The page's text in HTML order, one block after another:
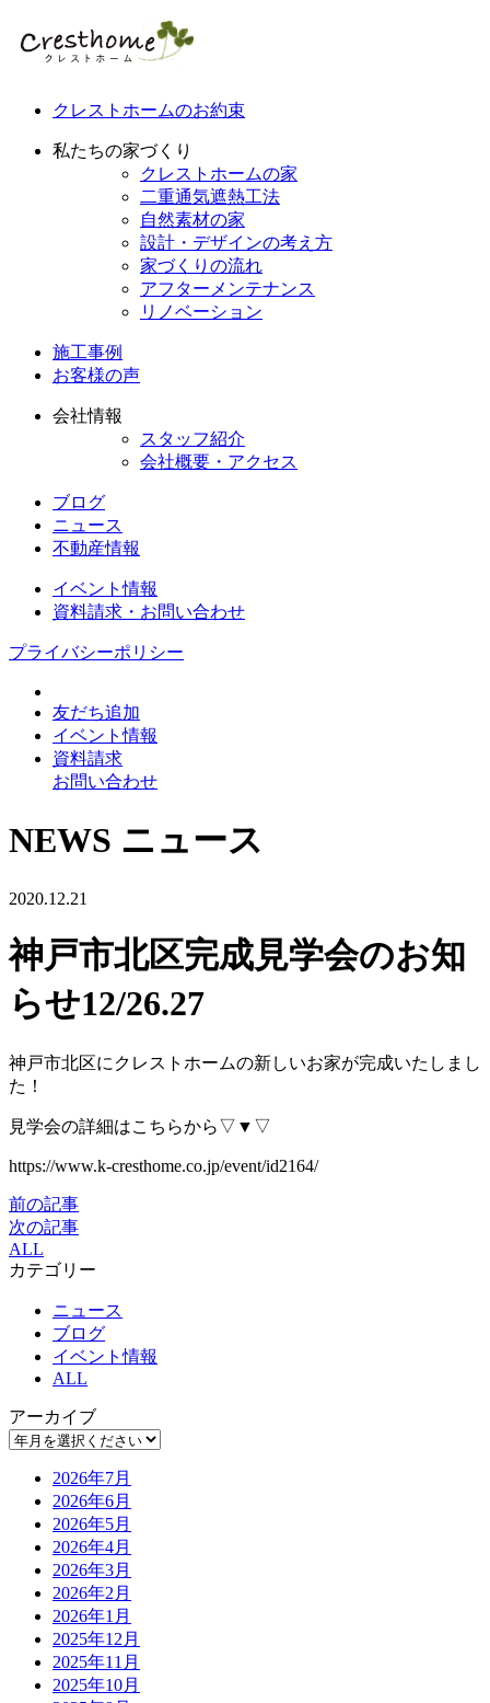
クレストホームのお約束
私たちの家づくり
クレストホームの家
二重通気遮熱工法
自然素材の家
設計・デザインの考え方
家づくりの流れ
アフターメンテナンス
リノベーション
施工事例
お客様の声
会社情報
スタッフ紹介
会社概要・アクセス
ブログ
ニュース
不動産情報
イベント情報
資料請求・お問い合わせ
プライバシーポリシー
友だち追加
イベント情報
資料請求
お問い合わせ
NEWS ニュース
2020.12.21
神戸市北区完成見学会のお知
らせ12/26.27
神戸市北区にクレストホームの新しいお家が完成いたしまし
た！
見学会の詳細はこちらから▽▼▽
https://www.k-cresthome.co.jp/event/id2164/
前の記事
次の記事
ALL
カテゴリー
ニュース
ブログ
イベント情報
ALL
アーカイブ
2026年7月
2026年6月
2026年5月
2026年4月
2026年3月
2026年2月
2026年1月
2025年12月
2025年11月
2025年10月